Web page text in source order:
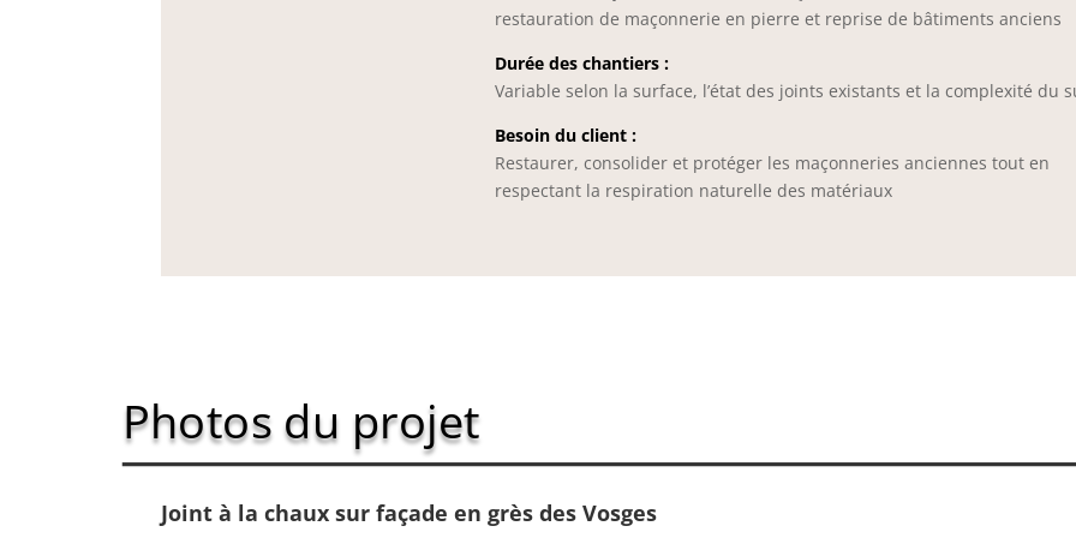
restauration de maçonnerie en pierre et reprise de bâtiments anciens
Durée des chantiers :
Variable selon la surface, l’état des joints existants et la complexité du
Besoin du client :
Restaurer, consolider et protéger les maçonneries anciennes tout en
respectant la respiration naturelle des matériaux
Photos du projet
Joint à la chaux sur façade en grès des Vosges